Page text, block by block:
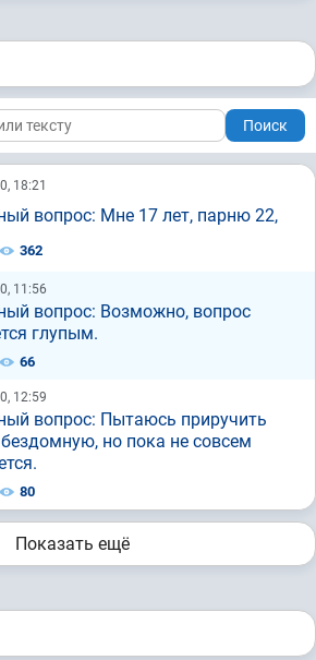
Поиск
18:21
вопрос: Мне 17 лет, парню 22,
362
11:56
вопрос: Возможно, вопрос
глупым.
66
12:59
вопрос: Пытаюсь приручить
но пока не совсем
80
Показать ещё